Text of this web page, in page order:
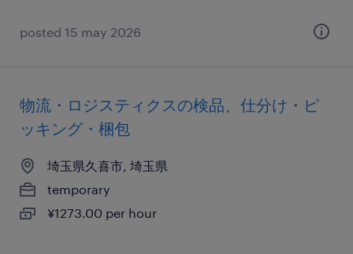
posted 15 may 2026
物流・ロジスティクスの検品、仕分け・ピ
ッキング・梱包
埼玉県久喜市, 埼玉県
temporary
¥1273.00 per hour